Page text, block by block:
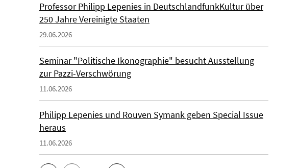
Professor Philipp Lepenies in DeutschlandfunkKultur über
250 Jahre Vereinigte Staaten
29.06.2026
Seminar "Politische Ikonographie" besucht Ausstellung
zur Pazzi-Verschwörung
11.06.2026
Philipp Lepenies und Rouven Symank geben Special Issue
heraus
11.06.2026